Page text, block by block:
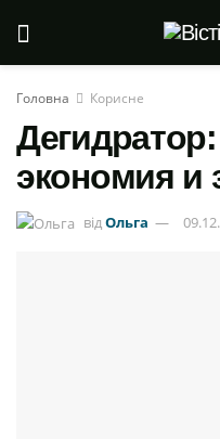
Головна Корисне
экономия и
відОльга